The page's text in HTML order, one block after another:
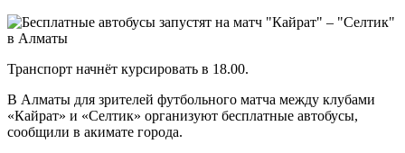
Транспорт начнёт курсировать в 18.00.
В Алматы для зрителей футбольного матча между клубами
«Кайрат» и «Селтик» организуют бесплатные автобусы,
сообщили в акимате города.